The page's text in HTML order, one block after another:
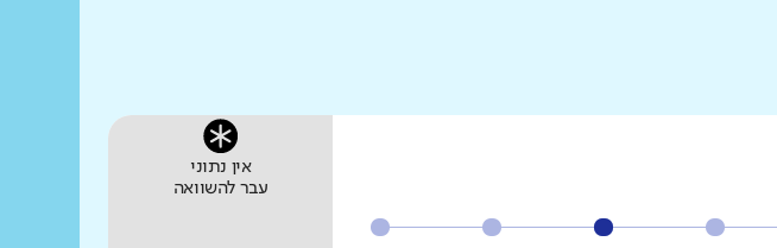
אין נתוני
עבר להשוואה